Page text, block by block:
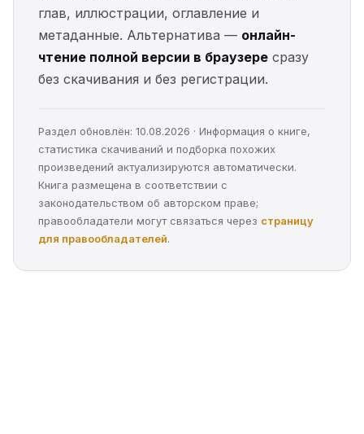
глав, иллюстрации, оглавление и
метаданные. Альтернатива — онлайн-
чтение полной версии в браузере сразу
без скачивания и без регистрации.
Раздел обновлён: 10.08.2026 · Информация о книге,
статистика скачиваний и подборка похожих
произведений актуализируются автоматически.
Книга размещена в соответствии с
законодательством об авторском праве;
правообладатели могут связаться через страницу
для правообладателей.